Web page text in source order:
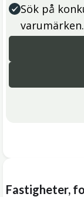
Sök på
varumärken.
Fastigheter,